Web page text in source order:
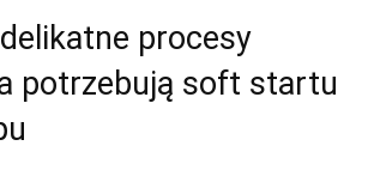
procesy
potrzebują soft startu